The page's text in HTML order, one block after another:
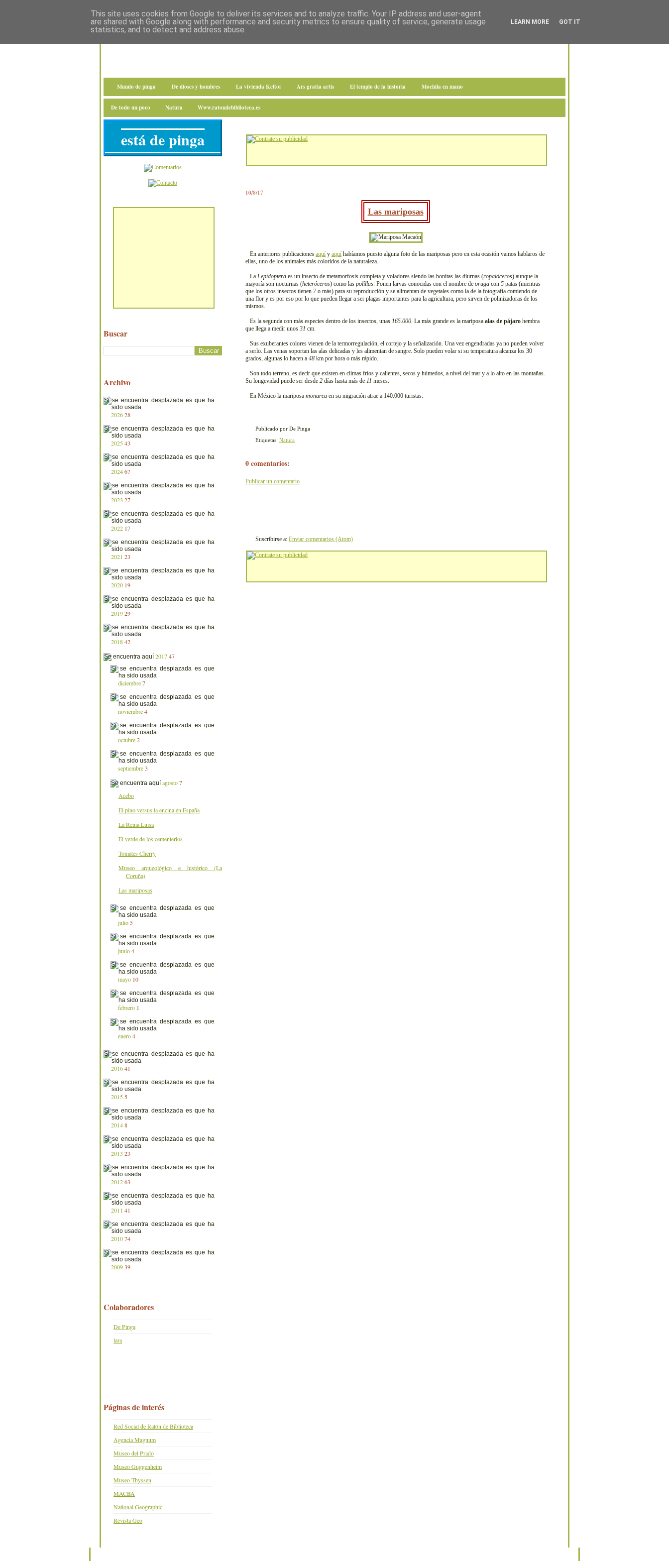
Mundo de pinga De dioses y hombres La vivienda Keltoi Ars gratia artis El templo de la historia Mochila en mano
De todo un poco Natura Www.ratondebiblioteca.es
10/8/17
Las mariposas
En anteriores publicaciones aquí y aquí habíamos puesto alguna foto de las mariposas pero en esta ocasión vamos hablaros de
ellas, uno de los animales más coloridos de la naturaleza.
La Lepidoptera es un insecto de metamorfosis completa y voladores siendo las bonitas las diurnas (ropalóceros) aunque la
mayoría son nocturnas (heteróceros) como las polillas. Ponen larvas conocidas con el nombre de oruga con 5 patas (mientras
que los otros insectos tienen 7o más) para su reproducción y se alimentan de vegetales como la de la fotografía comiendo de
una flor y es por eso por lo que pueden llegar a ser plagas importantes para la agricultura, pero sirven de polinizadoras de los
mismos.
Es la segunda con más especies dentro de los insectos, unas 165.000. La más grande es la mariposa alas de pájaro hembra
que llega a medir unos 31 cm.
Sus exuberantes colores vienen de la termorregulación, el cortejo y la señalización. Una vez engendradas ya no pueden volver
a serlo. Las venas soportan las alas delicadas y les alimentan de sangre. Solo pueden volar si su temperatura alcanza los 30
grados, algunas lo hacen a 48 km por hora o más rápido.
Son todo terreno, es decir que existen en climas fríos y calientes, secos y húmedos, a nivel del mar y a lo alto en las montañas.
Su longevidad puede ser desde 2 días hasta más de 11 meses.
En México la mariposa monarca en su migración atrae a 140.000 turistas.
Publicado por De Pinga
Etiquetas: Natura
0 comentarios:
Publicar un comentario
Suscribirse a: Enviar comentarios (Atom)
está de pinga
Buscar
Archivo
202628
202543
202467
2023 27
2022 17
2021 23
2020 19
201929
201842
201747
diciembre 7
noviembre 4
octubre 2
septiembre 3
agosto 7
Acebo
El pino versus la encina en España
La Reina Luisa
El verde de los cementerios
Tomates Cherry
Museo arqueológico e histórico (La
Coruña)
Las mariposas
julio 5
junio 4
mayo 10
febrero 1
enero 4
201641
2015 5
20148
2013 23
201263
2011 41
201074
200939
Colaboradores
De Pinga
lara
Páginas de interés
Red Social de Ratón de Biblioteca
Agencia Magnum
Museo del Prado
Museo Guggenheim
Museo Thyssen
MACBA
National Geographic
Revista Geo
This site uses cookies from Google to deliver its services and to analyze traffic. Your IP address and user-agent
are shared with Google along with performance and security metrics to ensure quality of service, generate usage
statistics, and to detect and address abuse.
LEARN MORE GOT IT